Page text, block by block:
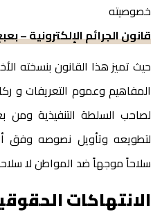
قانون الجرائم الإلكترونية –
حيث تميز هذا القانون بنسخته
المفاهيم وعموم التعريفات و
لصاحب السلطة التنفيذية ومن
لتطويعه وتأويل نصوصه وفق
سلاحاً موجهاً ضد المواطن لا
الانتهاكات